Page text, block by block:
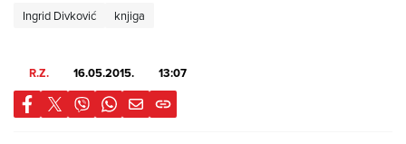
Ingrid Divković knjiga
R.Z. 16.05.2015. 13:07